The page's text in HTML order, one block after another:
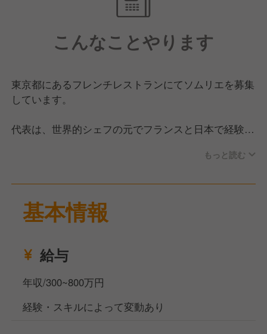
こんなことやります
東京都にあるフレンチレストランにてソムリエを募集
しています。
代表は、世界的シェフの元でフランスと日本で経験を
ェを運営しています。
ソムリエとして、ワインの提案とサービス、ワインリ
ングのアドバイスなどを担当していただきます。
ソムリエ資格をお持ちで、ワインに関する豊富な知識
を有する方・おもてなしの精神を持ち合わせた方を歓
特別な空間でお客様へ最高のワインとサービスを提供
もっと読む
基本情報
給与
年収/300~800万円
経験・スキルによって変動あり